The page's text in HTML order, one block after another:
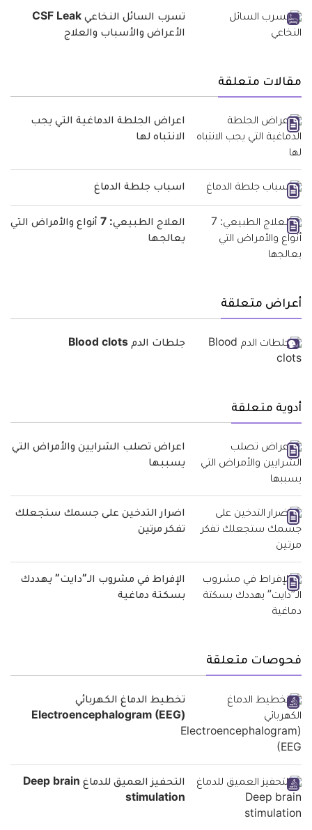
تسرب السائل النخاعي CSF Leak
الأعراض والأسباب والعلاج
مقالات متعلقة
اعراض الجلطة الدماغية التي يجب
الانتباه لها
اسباب جلطة الدماغ
العلاج الطبيعي: 7 أنواع والأمراض التي
يعالجها
أعراض متعلقة
جلطات الدم Blood clots
أدوية متعلقة
اعراض تصلب الشرايين والأمراض التي
يسببها
اضرار التدخين على جسمك ستجعلك
تفكر مرتين
الإفراط في مشروب الـ”دايت” يهددك
بسكتة دماغية
فحوصات متعلقة
تخطيط الدماغ الكهربائي
(Electroencephalogram (EEG
التحفيز العميق للدماغ Deep brain
stimulation